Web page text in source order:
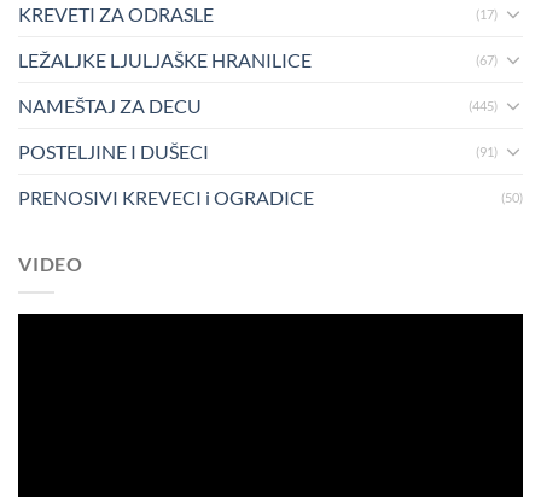
KREVETI ZA ODRASLE (17)
LEŽALJKE LJULJAŠKE HRANILICE (67)
NAMEŠTAJ ZA DECU (445)
POSTELJINE I DUŠECI (91)
PRENOSIVI KREVECI i OGRADICE (50)
VIDEO